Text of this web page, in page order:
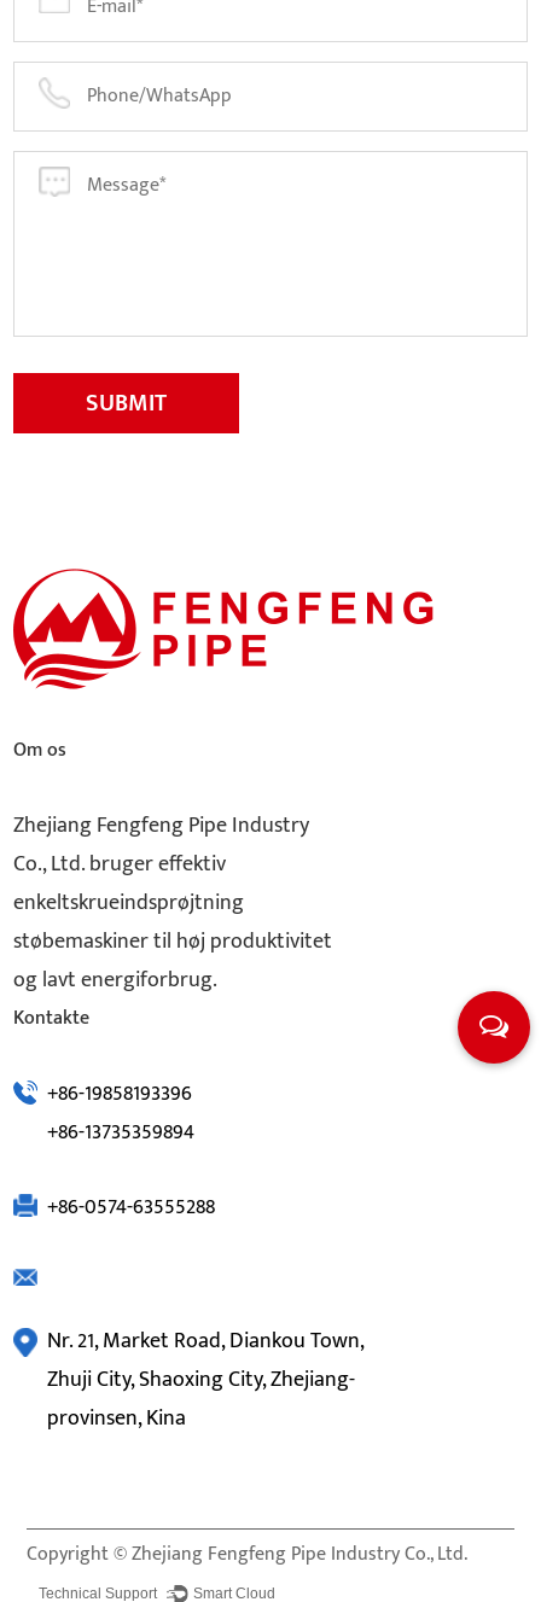
SUBMIT
Om os
Zhejiang Fengfeng Pipe Industry
Co., Ltd. bruger effektiv
enkeltskrueindsprøjtning
støbemaskiner til høj produktivitet
og lavt energiforbrug.
Kontakte
+86-19858193396
+86-13735359894
+86-0574-63555288
Nr. 21, Market Road, Diankou Town,
Zhuji City, Shaoxing City, Zhejiang-
provinsen, Kina
Copyright ©Zhejiang Fengfeng Pipe Industry Co., Ltd.
Technical Support ： Smart Cloud